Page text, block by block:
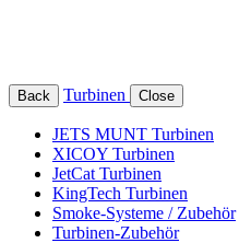
Back Turbinen Close
JETS MUNT Turbinen
XICOY Turbinen
JetCat Turbinen
KingTech Turbinen
Smoke-Systeme / Zubehör
Turbinen-Zubehör